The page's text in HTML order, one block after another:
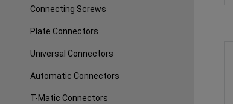
Connecting Screws
Plate Connectors
Universal Connectors
Automatic Connectors
T-Matic Connectors